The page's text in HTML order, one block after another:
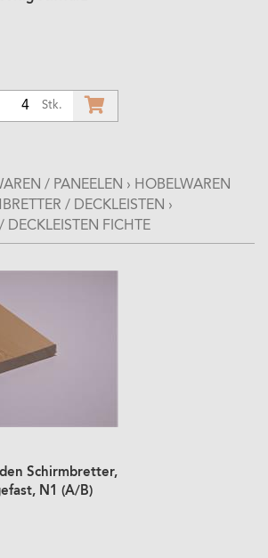
4 Stk.
/ PANEELEN › HOBELWAREN
/ DECKLEISTEN ›
DECKLEISTEN FICHTE
Schirmbretter,
N1 (A/B)